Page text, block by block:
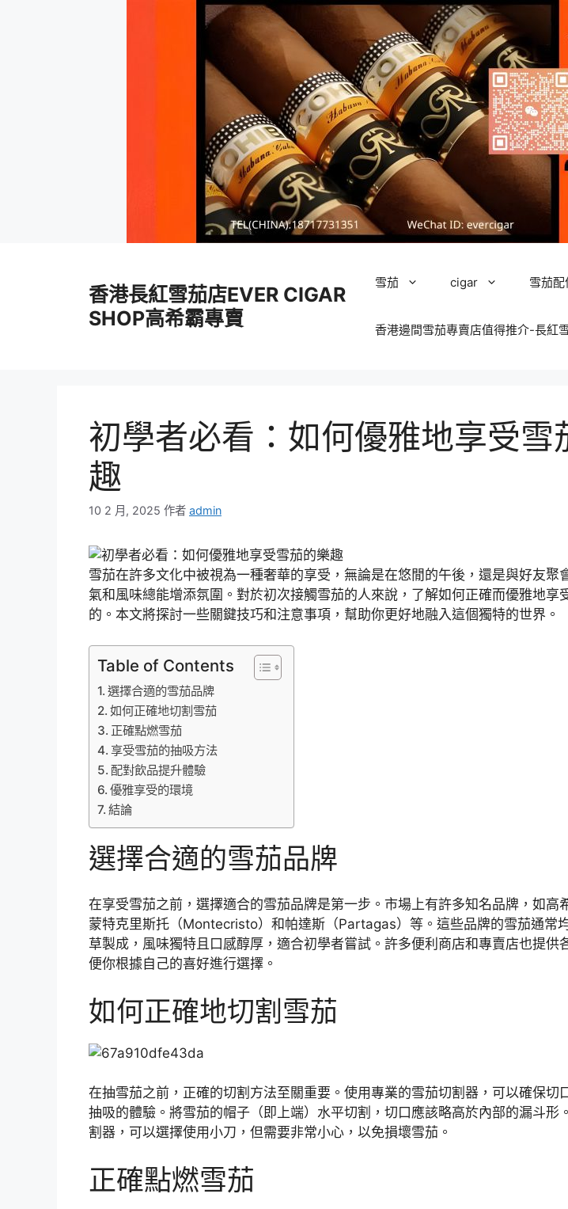
香港長紅雪茄店EVER CIGAR
SHOP高希霸專賣
雪茄 cigar 雪茄配
香港邊間雪茄專賣店值得推介-長紅
初學者必看：如何優雅地享受雪
趣
10 2 月, 2025 作者 admin
雪茄在許多文化中被視為一種奢華的享受，無論是在悠閒的午後，還是與好友聚
氣和風味總能增添氛圍。對於初次接觸雪茄的人來說，了解如何正確而優雅地享
的。本文將探討一些關鍵技巧和注意事項，幫助你更好地融入這個獨特的世界。
Table of Contents
選擇合適的雪茄品牌
如何正確地切割雪茄
正確點燃雪茄
享受雪茄的抽吸方法
配對飲品提升體驗
優雅享受的環境
結論
選擇合適的雪茄品牌
在享受雪茄之前，選擇適合的雪茄品牌是第一步。市場上有許多知名品牌，如高
蒙特克里斯托（Montecristo）和帕達斯（Partagas）等。這些品牌的雪茄通常
草製成，風味獨特且口感醇厚，適合初學者嘗試。許多便利商店和專賣店也提供
便你根據自己的喜好進行選擇。
如何正確地切割雪茄
在抽雪茄之前，正確的切割方法至關重要。使用專業的雪茄切割器，可以確保切
抽吸的體驗。將雪茄的帽子（即上端）水平切割，切口應該略高於內部的漏斗形
割器，可以選擇使用小刀，但需要非常小心，以免損壞雪茄。
正確點燃雪茄